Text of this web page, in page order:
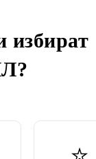
избират
?